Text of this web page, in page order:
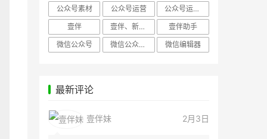
公众号素材
公众号运营
公众号运营，公众号编辑器
壹伴
壹伴、新媒体运营
壹伴助手
微信公众号
微信公众号，样式模板、公众号样式 微信编辑器
最新评论
壹伴妹 2月3日